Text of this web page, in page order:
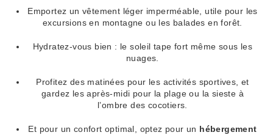
Emportez un vêtement léger imperméable, utile pour les
excursions en montagne ou les balades en forêt.
Hydratez-vous bien : le soleil tape fort même sous les
nuages.
Profitez des matinées pour les activités sportives, et
gardez les après-midi pour la plage ou la sieste à
l’ombre des cocotiers.
Et pour un confort optimal, optez pour un hébergement